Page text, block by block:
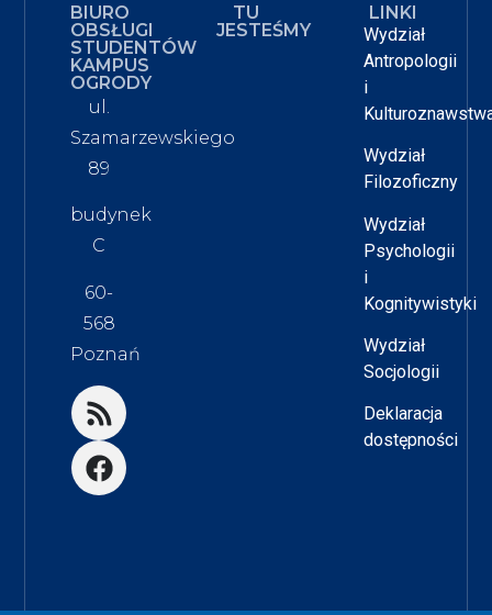
BIURO
OBSŁUGI
STUDENTÓW
KAMPUS
OGRODY
ul.
Szamarzewskiego
89
budynek
C
60-
568
Poznań
TU
JESTEŚMY
LINKI
Wydział
Antropologii
i
Wydział
Filozoficzny
Wydział
Psychologii
i
Kognitywistyki
Wydział
Socjologii
Deklaracja
dostępności